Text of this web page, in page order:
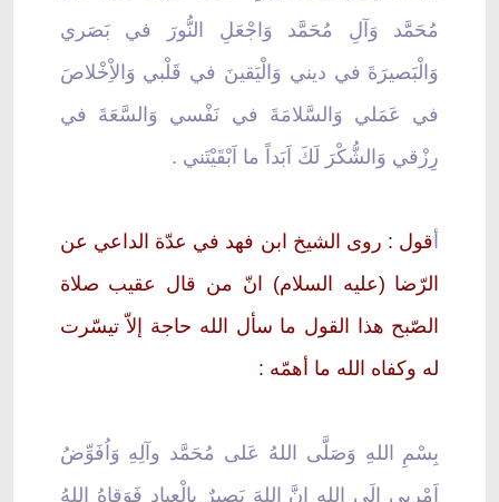
مُحَمَّد وَآلِ مُحَمَّد وَاجْعَلِ النُّورَ في بَصَري
وَالْبَصيرَةَ في ديني وَالْيَقينَ في قَلْبي وَالاِْخْلاصَ
في عَمَلي وَالسَّلامَةَ في نَفْسي وَالسَّعَةَ في
رِزْقي وَالشُّكْرَ لَكَ اَبَداً ما اَبْقَيْتَني .
أقول : روى الشيخ ابن فهد في عدّة الداعي عن
الرّضا (عليه السلام) انّ من قال عقيب صلاة
الصّبح هذا القول ما سأل الله حاجة إلاّ تيسّرت
له وكفاه الله ما أهمّه :
بِسْمِ اللهِ وَصَلَّى اللهُ عَلى مُحَمَّد وآلِهِ وَاُفَوِّضُ
اَمْريى اِلَى اللهِ اِنَّ اللهَ بَصيرٌ بِالْعِبادِ فَوَقاهُ اللهُ